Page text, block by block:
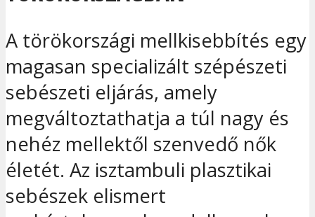
A törökországi mellkisebbítés egy
magasan specializált szépészeti
sebészeti eljárás, amely
megváltoztathatja a túl nagy és
nehéz mellektől szenvedő nők
életét. Az isztambuli plasztikai
sebészek elismert